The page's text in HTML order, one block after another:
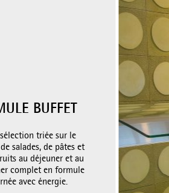
BUFFET
triée sur le
salades, de pâtes et
au déjeuner et au
complet en formule
avec énergie.